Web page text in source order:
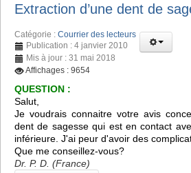
Extraction d’une dent de
Catégorie : Courrier des lecteurs
Publication : 4 janvier 2010
Mis à jour : 31 mai 2018
Affichages : 9654
QUESTION :
Salut,
Je voudrais connaitre votre avis
dent de sagesse qui est en contact
inférieure. J'ai peur d'avoir des
Que me conseillez-vous?
Dr. P. D. (France)